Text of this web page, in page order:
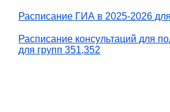
Расписание ГИА в 2025-2026
Расписание консультаций для
для групп 351,352